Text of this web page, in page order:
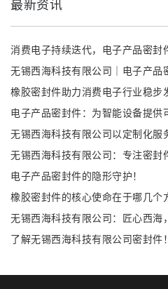
最新资讯
消费电子持续迭代，电子产品密封
无锡西海科技有限公司｜电子产品
橡胶密封件助力消费电子行业稳步
电子产品密封件：为智能设备提供
无锡西海科技有限公司以定制化服
无锡西海科技有限公司：专注密封
电子产品密封件的隐形守护！
橡胶密封件的核心使命在于哪几个
无锡西海科技有限公司：匠心西海
了解无锡西海科技有限公司密封件！